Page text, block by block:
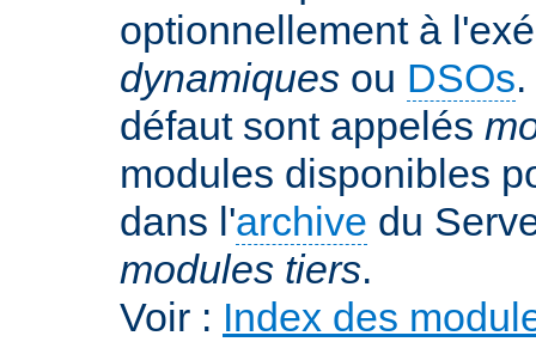
optionnellement à
dynamiques ou DSOs
défaut sont appelés
modules disponibles
dans l'archive du
modules tiers.
Voir : Index des